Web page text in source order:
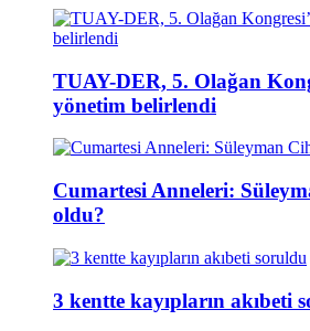
TUAY-DER, 5. Olağan
yönetim belirlendi
Cumartesi Anneleri:
oldu?
3 kentte kayıpların akıbeti